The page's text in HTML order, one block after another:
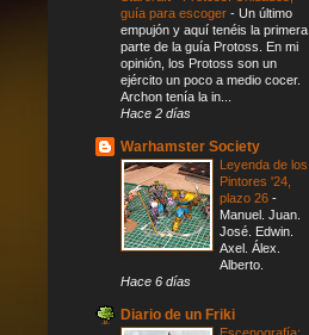
guía para escoger - Un último
empujón y aquí tenéis la primera
parte de la guía Protoss. En mi
opinión, los Protoss son un
ejército un poco a medio cocer.
Archon tenía la in...
Hace 2 días
Warhamster Society
Leyenda de los
Pintores '24,
plazo 26 -
Manuel. Juan.
José. Edwin.
Axel. Álex.
Alberto.
Hace 6 días
Diario de un Friki